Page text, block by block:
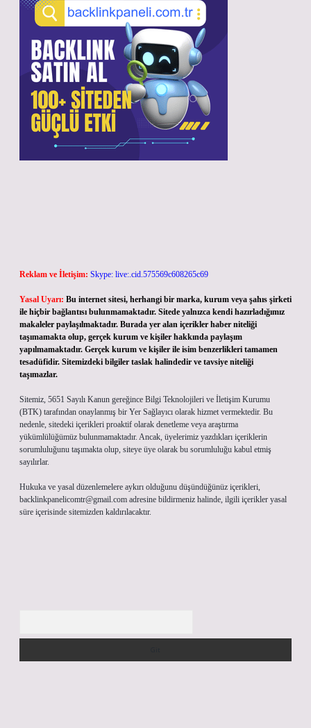
Reklam ve İletişim: Skype: live:.cid.575569c608265c69
Yasal Uyarı: Bu internet sitesi, herhangi bir marka, kurum veya şahıs şirketi
ile hiçbir bağlantısı bulunmamaktadır. Sitede yalnızca kendi hazırladığımız
makaleler paylaşılmaktadır. Burada yer alan içerikler haber niteliği
taşımamakta olup, gerçek kurum ve kişiler hakkında paylaşım
yapılmamaktadır. Gerçek kurum ve kişiler ile isim benzerlikleri tamamen
tesadüfidir. Sitemizdeki bilgiler taslak halindedir ve tavsiye niteliği
taşımazlar.
Sitemiz, 5651 Sayılı Kanun gereğince Bilgi Teknolojileri ve İletişim Kurumu
(BTK) tarafından onaylanmış bir Yer Sağlayıcı olarak hizmet vermektedir. Bu
nedenle, sitedeki içerikleri proaktif olarak denetleme veya araştırma
yükümlülüğümüz bulunmamaktadır. Ancak, üyelerimiz yazdıkları içeriklerin
sorumluluğunu taşımakta olup, siteye üye olarak bu sorumluluğu kabul etmiş
sayılırlar.
Hukuka ve yasal düzenlemelere aykırı olduğunu düşündüğünüz içerikleri,
backlinkpanelicomtr@gmail.com adresine bildirmeniz halinde, ilgili içerikler yasal
süre içerisinde sitemizden kaldırılacaktır.